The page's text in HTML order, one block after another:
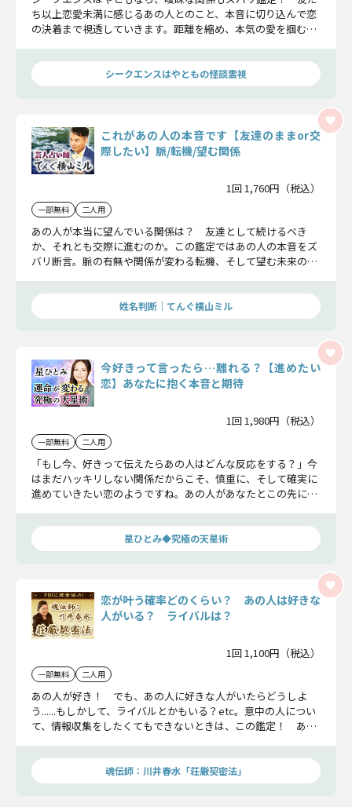
ち以上恋愛未満に感じるあの人とのこと、本音に切り込んで恋
の決着まで視透していきます。距離を縮め、本気の愛を掴むた
シークエンスはやともの怪談霊視
これがあの人の本音です【友達のままor交
際したい】脈/転機/望む関係
1回 1,760円（税込）
一部無料 二人用
あの人が本当に望んでいる関係は？ 友達として続けるべき
か、それとも交際に進むのか。この鑑定ではあの人の本音をズ
バリ断言。脈の有無や関係が変わる転機、そして望む未来の関
姓名判断｜てんぐ横山ミル
今好きって言ったら…離れる？【進めたい
恋】あなたに抱く本音と期待
1回 1,980円（税込）
一部無料 二人用
「もし今、好きって伝えたらあの人はどんな反応をする？」今
はまだハッキリしない関係だからこそ、慎重に、そして確実に
進めていきたい恋のようですね。あの人があなたとこの先にど
ょう。
星ひとみ◆究極の天星術
恋が叶う確率どのくらい？ あの人は好きな
人がいる？ ライバルは？
1回 1,100円（税込）
一部無料 二人用
あの人が好き！ でも、あの人に好きな人がいたらどうしよ
う......もしかして、ライバルとかもいる？etc。意中の人につい
て、情報収集をしたくてもできないときは、この鑑定！ あな
いきます！
魂伝師：川井春水「荘厳契密法」